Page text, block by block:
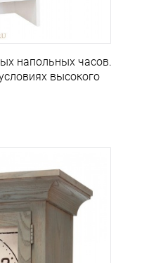
напольных часов.
высокого